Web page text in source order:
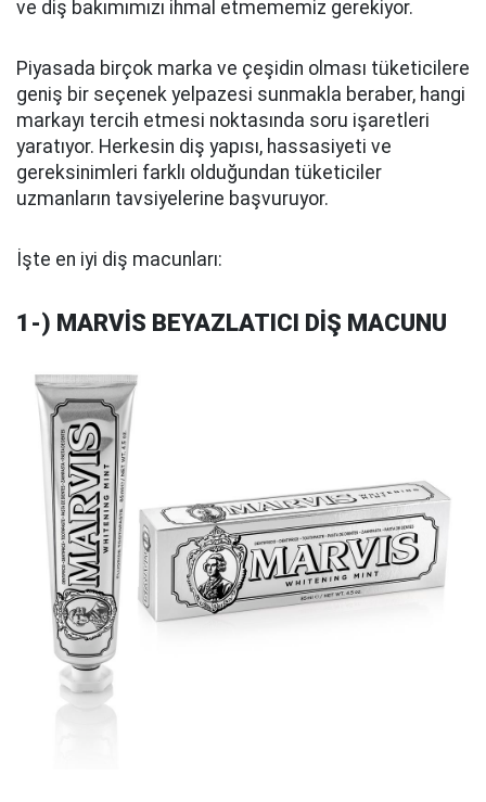
ve diş bakımımızı ihmal etmememiz gerekiyor.
Piyasada birçok marka ve çeşidin olması tüketicilere
geniş bir seçenek yelpazesi sunmakla beraber, hangi
markayı tercih etmesi noktasında soru işaretleri
yaratıyor. Herkesin diş yapısı, hassasiyeti ve
gereksinimleri farklı olduğundan tüketiciler
uzmanların tavsiyelerine başvuruyor.
İşte en iyi diş macunları:
1-) MARVİS BEYAZLATICI DİŞ MACUNU